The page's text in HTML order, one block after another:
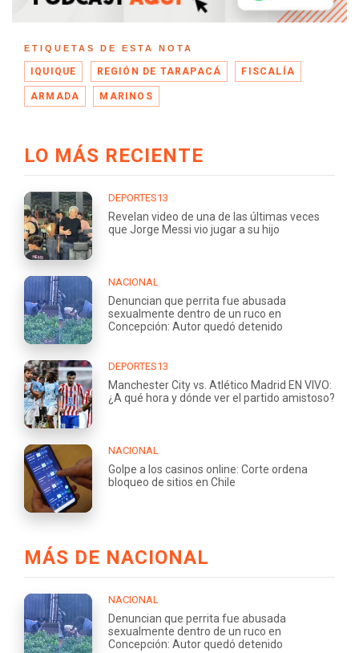
ETIQUETAS DE ESTA NOTA
IQUIQUE REGIÓN DE TARAPACÁ FISCALÍA
ARMADA MARINOS
LO MÁS RECIENTE
DEPORTES13
Revelan video de una de las últimas veces
que Jorge Messi vio jugar a su hijo
NACIONAL
Denuncian que perrita fue abusada
sexualmente dentro de un ruco en
Concepción: Autor quedó detenido
DEPORTES13
Manchester City vs. Atlético Madrid EN VIVO:
¿A qué hora y dónde ver el partido amistoso?
NACIONAL
Golpe a los casinos online: Corte ordena
bloqueo de sitios en Chile
MÁS DE NACIONAL
NACIONAL
Denuncian que perrita fue abusada
sexualmente dentro de un ruco en
Concepción: Autor quedó detenido